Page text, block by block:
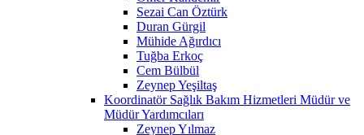
Sezai Can Öztürk
Duran Gürgil
Mühide Ağırdıcı
Tuğba Erkoç
Cem Bülbül
Zeynep Yeşiltaş
Koordinatör Sağlık Bakım Hizmetleri Müdür ve
Müdür Yardımcıları
Zeynep Yılmaz